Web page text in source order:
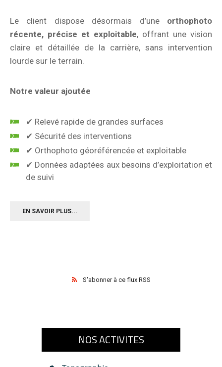
Le client dispose désormais d’une orthophoto
récente, précise et exploitable, offrant une vision
claire et détaillée de la carrière, sans intervention
lourde sur le terrain.
Notre valeur ajoutée
✔ Relevé rapide de grandes surfaces
✔ Sécurité des interventions
✔ Orthophoto géoréférencée et exploitable
✔ Données adaptées aux besoins d’exploitation et
de suivi
EN SAVOIR PLUS...
S'abonner à ce flux RSS
NOS ACTIVITES